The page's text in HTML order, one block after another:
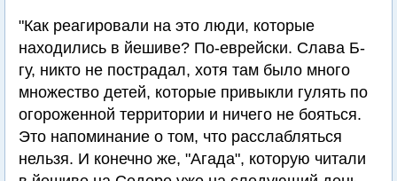
"Как реагировали на это люди, которые
находились в йешиве? По-еврейски. Слава Б-
гу, никто не пострадал, хотя там было много
множество детей, которые привыкли гулять по
огороженной территории и ничего не бояться.
Это напоминание о том, что расслабляться
нельзя. И конечно же, "Агада", которую читали